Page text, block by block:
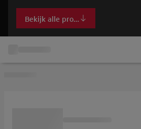
Bekijk alle producten